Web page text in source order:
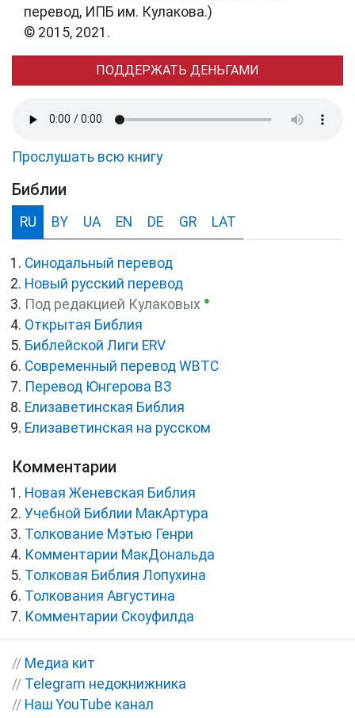
перевод, ИПБ им. Кулакова.)
© 2015, 2021.
ПОДДЕРЖАТЬ ДЕНЬГАМИ
Прослушать всю книгу
Библии
RU BY UA EN DE GR LAT
Синодальный перевод
Новый русский перевод
Под редакцией Кулаковых ●
Открытая Библия
Библейской Лиги ERV
Cовременный перевод WBTC
Перевод Юнгерова ВЗ
Елизаветинская Библия
Елизаветинская на русском
Комментарии
Новая Женевская Библия
Учебной Библии МакАртура
Толкование Мэтью Генри
Комментарии МакДональда
Толковая Библия Лопухина
Толкования Августина
Комментарии Скоуфилда
// Медиа кит
// Telegram недокнижника
// Наш YouTube канал